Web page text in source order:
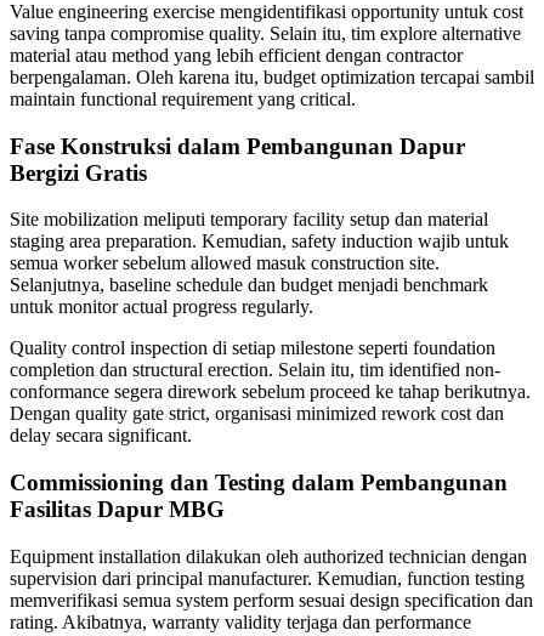
Value engineering exercise mengidentifikasi opportunity untuk cost
saving tanpa compromise quality. Selain itu, tim explore alternative
material atau method yang lebih efficient dengan contractor
berpengalaman. Oleh karena itu, budget optimization tercapai sambil
maintain functional requirement yang critical.
Fase Konstruksi dalam Pembangunan Dapur
Bergizi Gratis
Site mobilization meliputi temporary facility setup dan material
staging area preparation. Kemudian, safety induction wajib untuk
semua worker sebelum allowed masuk construction site.
Selanjutnya, baseline schedule dan budget menjadi benchmark
untuk monitor actual progress regularly.
Quality control inspection di setiap milestone seperti foundation
completion dan structural erection. Selain itu, tim identified non-
conformance segera dirework sebelum proceed ke tahap berikutnya.
Dengan quality gate strict, organisasi minimized rework cost dan
delay secara significant.
Commissioning dan Testing dalam Pembangunan
Fasilitas Dapur MBG
Equipment installation dilakukan oleh authorized technician dengan
supervision dari principal manufacturer. Kemudian, function testing
memverifikasi semua system perform sesuai design specification dan
rating. Akibatnya, warranty validity terjaga dan performance